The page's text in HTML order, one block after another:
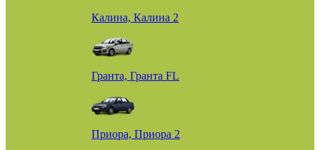
Калина, Калина 2
Гранта, Гранта FL
Приора, Приора 2